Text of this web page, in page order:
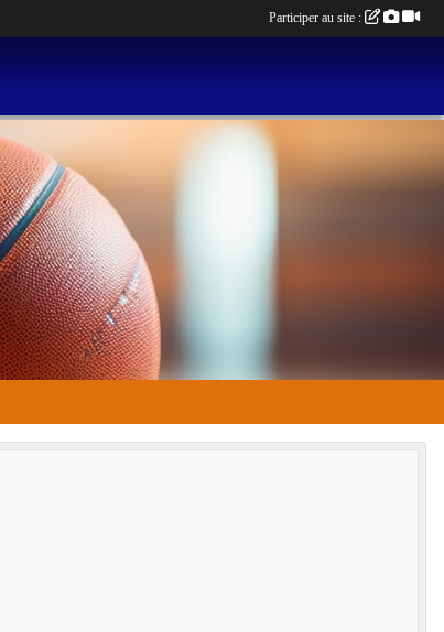
Participer au site :